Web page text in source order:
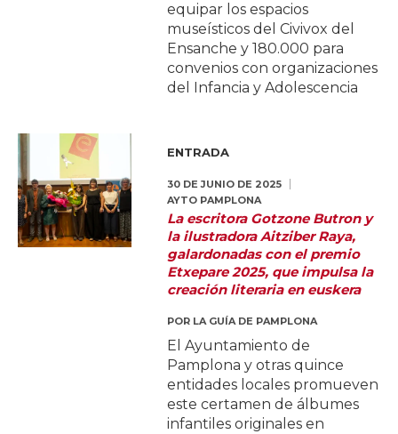
equipar los espacios
museísticos del Civivox del
Ensanche y 180.000 para
convenios con organizaciones
del Infancia y Adolescencia
ENTRADA
30 DE JUNIO DE 2025
AYTO PAMPLONA
La escritora Gotzone Butron y
la ilustradora Aitziber Raya,
galardonadas con el premio
Etxepare 2025, que impulsa la
creación literaria en euskera
POR LA GUÍA DE PAMPLONA
El Ayuntamiento de
Pamplona y otras quince
entidades locales promueven
este certamen de álbumes
infantiles originales en